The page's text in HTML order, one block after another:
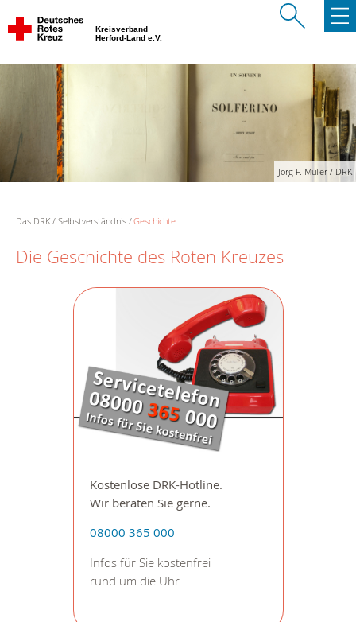
Kreisverband
Herford-Land e.V.
Jörg F. Müller / DRK
Das DRK Selbstverständnis Geschichte
Die Geschichte des Roten Kreuzes
Kostenlose DRK-Hotline.
Wir beraten Sie gerne.
08000 365 000
Infos für Sie kostenfrei
rund um die Uhr